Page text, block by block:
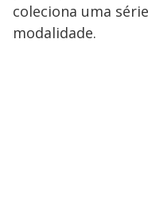
coleciona uma
modalidade.